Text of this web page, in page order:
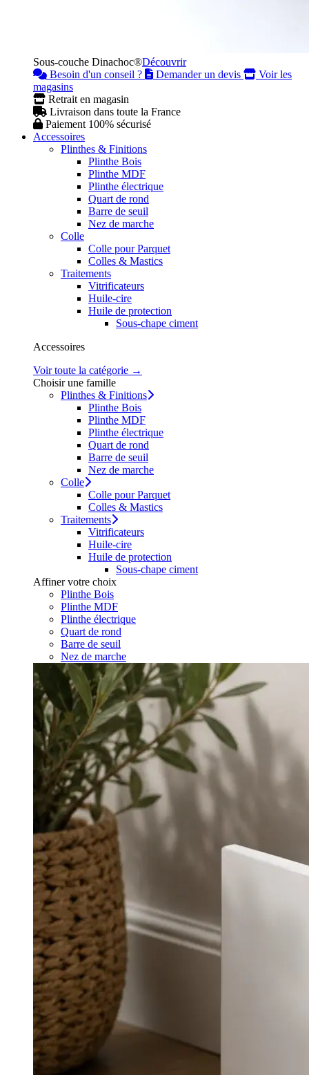
Sous-couche Dinachoc®Découvrir
Besoin d'un conseil ?
Demander un devis
Voir les
magasins
Retrait en magasin
Livraison dans toute la France
Paiement 100% sécurisé
Accessoires
Plinthes & Finitions
Plinthe Bois
Plinthe MDF
Plinthe électrique
Quart de rond
Barre de seuil
Nez de marche
Colle
Colle pour Parquet
Colles & Mastics
Traitements
Vitrificateurs
Huile-cire
Huile de protection
Sous-chape ciment
Accessoires
Voir toute la catégorie →
Choisir une famille
Plinthes & Finitions
Plinthe Bois
Plinthe MDF
Plinthe électrique
Quart de rond
Barre de seuil
Nez de marche
Colle
Colle pour Parquet
Colles & Mastics
Traitements
Vitrificateurs
Huile-cire
Huile de protection
Sous-chape ciment
Affiner votre choix
Plinthe Bois
Plinthe MDF
Plinthe électrique
Quart de rond
Barre de seuil
Nez de marche